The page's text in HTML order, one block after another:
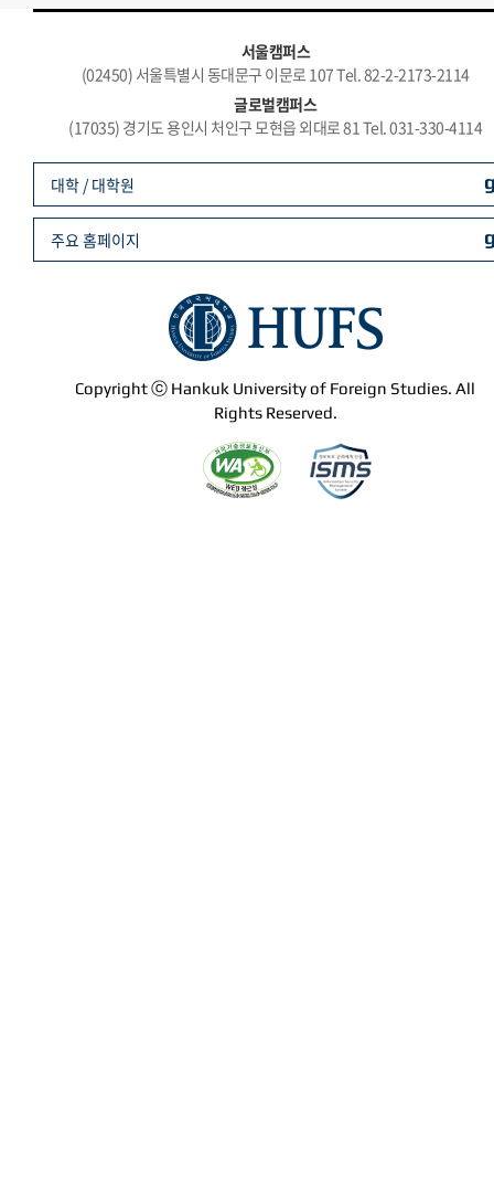
서울캠퍼스
(02450) 서울특별시 동대문구 이문로 107 Tel. 82-2-2173-2114
글로벌캠퍼스
(17035) 경기도 용인시 처인구 모현읍 외대로 81 Tel. 031-330-4114
Copyright ⓒ Hankuk University of Foreign Studies. All
Rights Reserved.
대학 / 대학원
주요 홈페이지